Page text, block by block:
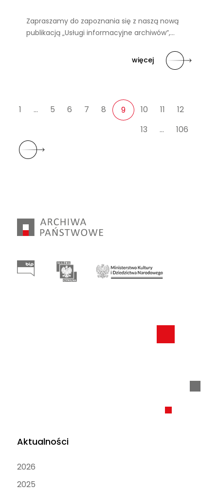
Zapraszamy do zapoznania się z naszą nową
publikacją „Usługi informacyjne archiwów”,…
więcej
1 … 5 6 7 8 9 10 11
12
13
… 106
Aktualności
2026
2025